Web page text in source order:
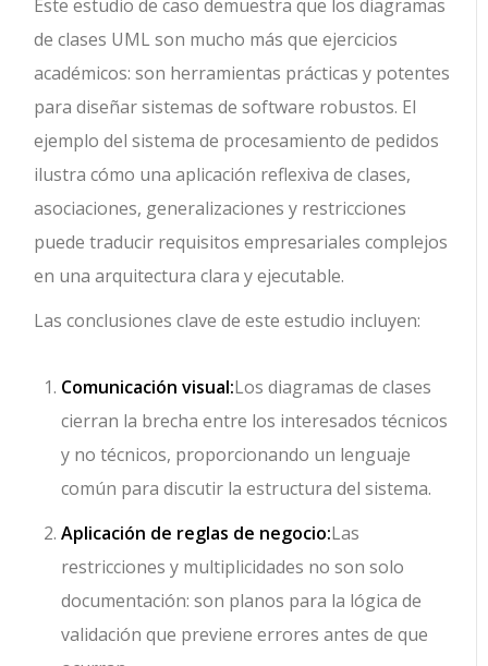
Este estudio de caso demuestra que los diagramas
de clases UML son mucho más que ejercicios
académicos: son herramientas prácticas y potentes
para diseñar sistemas de software robustos. El
ejemplo del sistema de procesamiento de pedidos
ilustra cómo una aplicación reflexiva de clases,
asociaciones, generalizaciones y restricciones
puede traducir requisitos empresariales complejos
en una arquitectura clara y ejecutable.
Las conclusiones clave de este estudio incluyen:
Comunicación visual:Los diagramas de clases
cierran la brecha entre los interesados técnicos
y no técnicos, proporcionando un lenguaje
común para discutir la estructura del sistema.
Aplicación de reglas de negocio:Las
restricciones y multiplicidades no son solo
documentación: son planos para la lógica de
validación que previene errores antes de que